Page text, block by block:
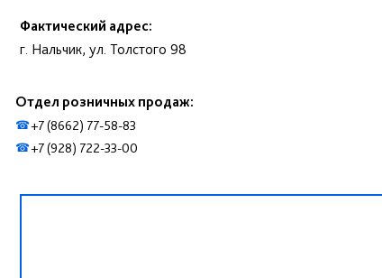
Фактический адрес:
г. Нальчик, ул. Толстого 98
Отдел розничных продаж:
☎+7 (8662) 77-58-83
☎+7 (928) 722-33-00